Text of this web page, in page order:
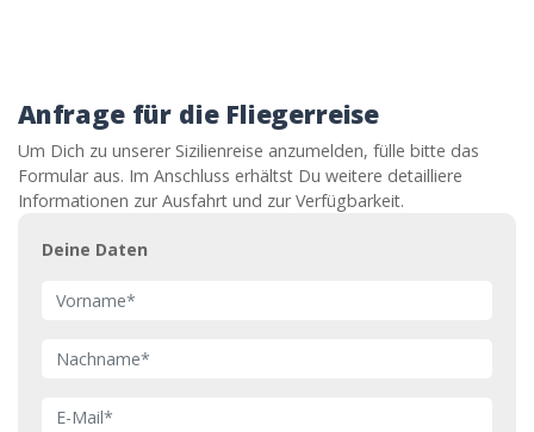
Anfrage für die Fliegerreise
Um Dich zu unserer Sizilienreise anzumelden, fülle bitte das
Formular aus. Im Anschluss erhältst Du weitere detailliere
Informationen zur Ausfahrt und zur Verfügbarkeit.
Deine Daten
Vorname
Nachname
Email Adresse